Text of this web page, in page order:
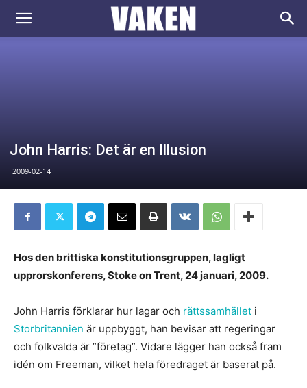
VAKEN.se
John Harris: Det är en Illusion
2009-02-14
Hos den brittiska konstitutionsgruppen, lagligt
upprorskonferens, Stoke on Trent, 24 januari, 2009.
John Harris förklarar hur lagar och rättssamhället i
Storbritannien är uppbyggt, han bevisar att regeringar
och folkvalda är ”företag”. Vidare lägger han också fram
idén om Freeman, vilket hela föredraget är baserat på.